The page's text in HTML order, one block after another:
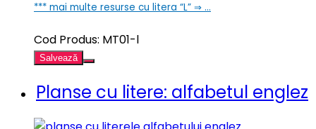
*** mai multe resurse cu litera “L” ⇒ …
Cod Produs: MT01-l
Salvează
Planse cu litere: alfabetul englez